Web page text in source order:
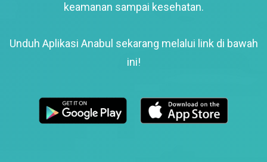
keamanan sampai kesehatan.
Unduh Aplikasi Anabul sekarang melalui link di bawah
ini!